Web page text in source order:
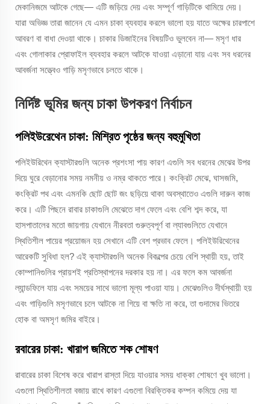
মেকানিজমে আটকে গেছে— এটি জড়িয়ে দেয় এবং সম্পূর্ণ গাড়িটিকে থামিয়ে দেয়।
যারা অভিজ্ঞ তারা জানেন যে এমন চাকা ব্যবহার করলে ভালো হয় যাতে অক্ষের চারপাশে
আবরণ বা বাধা দেওয়া থাকে। চাকার ডিজাইনের বিষয়টিও ভুলবেন না— মসৃণ ধার
এবং গোলাকার প্রোফাইল ব্যবহার করলে আটকে যাওয়া এড়ানো যায় এবং সব ধরনের
আবর্জনা সত্ত্বেও গাড়ি মসৃণভাবে চলতে থাকে।
নির্দিষ্ট ভূমির জন্য চাকা উপকরণ নির্বাচন
পলিইউরেথেন চাকা: মিশ্রিত পৃষ্ঠের জন্য বহুমুখিতা
পলিইউরিথেন ক্যাস্টারগুলি অনেক প্রশংসা পায় কারণ এগুলি সব ধরনের মেঝের উপর
দিয়ে ঘুরে বেড়ানোর সময় নমনীয় ও নম্র থাকতে পারে। কংক্রিট মেঝে, ঘাসজমি,
কংক্রিট পথ এবং এমনকি ছোট ছোট জং ছড়িয়ে থাকা অবস্থাতেও এগুলি দারুন কাজ
করে। এটি পিছনে রাবার চাকাগুলি মেঝেতে দাগ ফেলে এবং বেশি শব্দ করে, যা
হাসপাতালের মতো জায়গায় যেখানে নীরবতা গুরুত্বপূর্ণ বা ল্যাবগুলিতে যেখানে
স্থিতিশীল পায়ের প্রয়োজন হয় সেখানে এটি বেশ প্রভাব ফেলে। পলিইউরিথেনের
আরেকটি সুবিধা হল? এই ক্যাস্টারগুলি অনেক বিকল্পের চেয়ে বেশি স্থায়ী হয়, তাই
কোম্পানিগুলির প্রায়শই প্রতিস্থাপনের দরকার হয় না। এর ফলে কম আবর্জনা
ল্যান্ডফিলে যায় এবং সময়ের সাথে ভালো মূল্য পাওয়া যায়। মেঝেগুলিও দীর্ঘস্থায়ী হয়
এবং গাড়িগুলি মসৃণভাবে চলে আটকে না গিয়ে বা ক্ষতি না করে, তা গুদামের ভিতরে
হোক বা অমসৃণ জমির বাইরে।
রবারের চাকা: খারাপ জমিতে শক শোষণ
রাবারের চাকা বিশেষ করে খারাপ রাস্তা দিয়ে যাওয়ার সময় ধাক্কা শোষণে খুব ভালো।
এগুলো স্থিতিশীলতা বজায় রাখে কারণ এগুলো বিরক্তিকর কম্পন কমিয়ে দেয় যা